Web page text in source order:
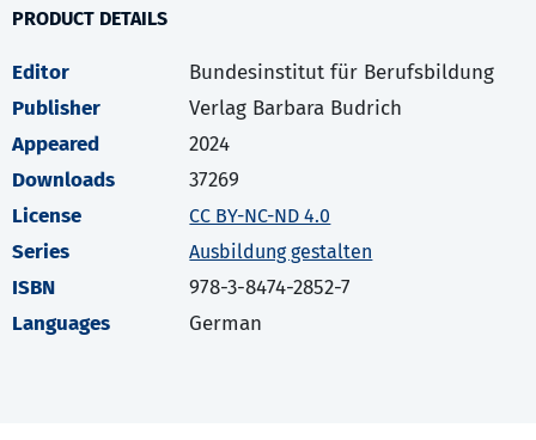
PRODUCT DETAILS
Editor
Bundesinstitut für Berufsbildung
Publisher
Verlag Barbara Budrich
Appeared
2024
Downloads
37269
License
CC BY-NC-ND 4.0
Series Ausbildung gestalten
ISBN
978-3-8474-2852-7
Languages
German